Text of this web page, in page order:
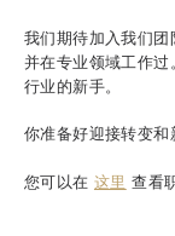
我们期待加入我们
并在专业领域工作
行业的新手。
你准备好迎接转变和
您可以在 这里 查看